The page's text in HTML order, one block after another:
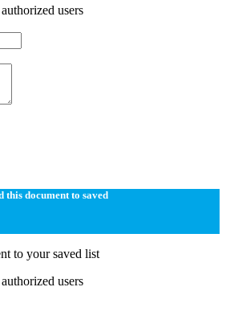
users
this document to saved
to your saved list
users